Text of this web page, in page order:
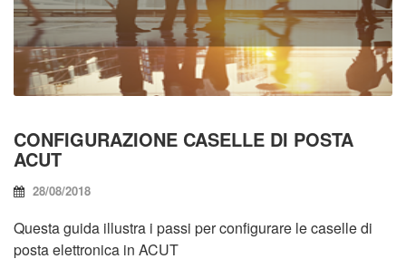
CONFIGURAZIONE CASELLE DI POSTA
ACUT
28/08/2018
Questa guida illustra i passi per configurare le caselle di
posta elettronica in ACUT